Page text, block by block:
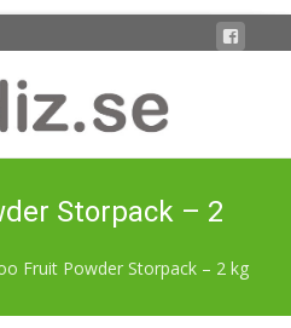
Storpack – 2
Fruit Powder Storpack – 2 kg